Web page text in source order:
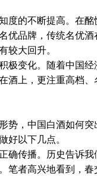
度的不断提高。在
优品牌，传统名优
较大回升。
极变化。随着中国
酒上，更注重高档
，中国白酒如何突
好以下几点。
传播。历史告诉我
笔者高兴地看到，